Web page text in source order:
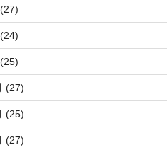
(27)
(25)
(27)